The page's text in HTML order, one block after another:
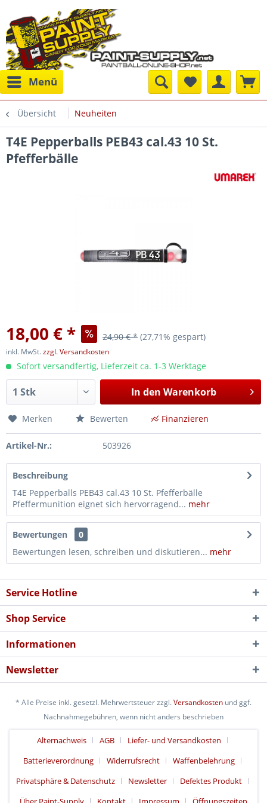
Menü
Übersicht Neuheiten
T4E Pepperballs PEB43 cal.43 10 St.
Pfefferbälle
18,00 € * 24,90 € * (27,71% gespart)
inkl. MwSt.zzgl. Versandkosten
Sofort versandfertig, Lieferzeit ca. 1-3 Werktage
In den Warenkorb
Merken Bewerten Finanzieren
Artikel-Nr.: 503926
Beschreibung
T4E Pepperballs PEB43 cal.43 10 St. Pfefferbälle
Pfeffermunition eignet sich hervorragend... mehr
Bewertungen
0
Bewertungen lesen, schreiben und diskutieren... mehr
Service Hotline
Shop Service
Informationen
Newsletter
* Alle Preise inkl. gesetzl. Mehrwertsteuer zzgl.Versandkosten und ggf.
Nachnahmegebühren, wenn nicht anders beschrieben
Alternachweis AGB
Liefer- und Versandkosten
Batterieverordnung
Widerrufsrecht
Waffenbelehrung
Privatsphäre & Datenschutz
Newsletter
Defektes Produkt